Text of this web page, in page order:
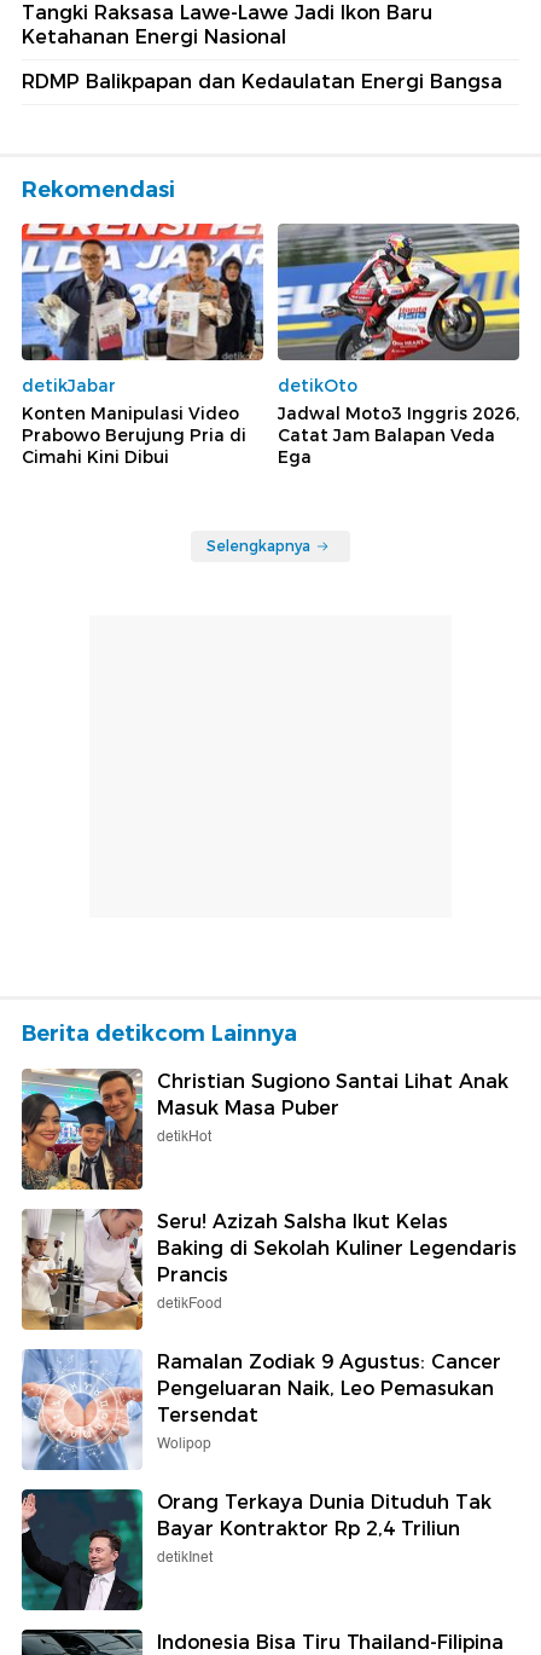
Tangki Raksasa Lawe-Lawe Jadi Ikon Baru
Ketahanan Energi Nasional
RDMP Balikpapan dan Kedaulatan Energi Bangsa
Rekomendasi
detikJabar
Konten Manipulasi Video
Prabowo Berujung Pria di
Cimahi Kini Dibui
detikOto
Jadwal Moto3 Inggris 2026,
Catat Jam Balapan Veda
Ega
Selengkapnya
Berita detikcom Lainnya
Christian Sugiono Santai Lihat Anak
Masuk Masa Puber
detikHot
Seru! Azizah Salsha Ikut Kelas
Baking di Sekolah Kuliner Legendaris
Prancis
detikFood
Ramalan Zodiak 9 Agustus: Cancer
Pengeluaran Naik, Leo Pemasukan
Tersendat
Wolipop
Orang Terkaya Dunia Dituduh Tak
Bayar Kontraktor Rp 2,4 Triliun
detikInet
Indonesia Bisa Tiru Thailand-Filipina